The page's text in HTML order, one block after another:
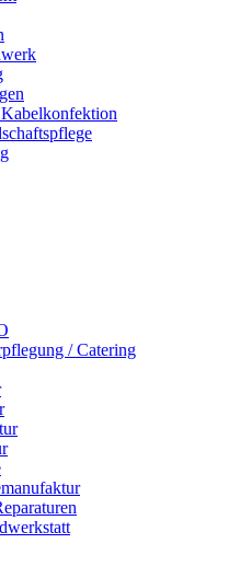
/ Catering